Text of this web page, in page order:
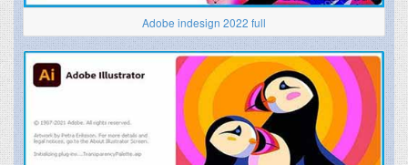
Adobe indesign 2022 full